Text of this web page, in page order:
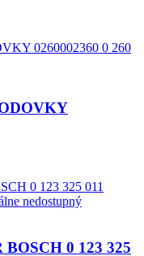
0 123 325